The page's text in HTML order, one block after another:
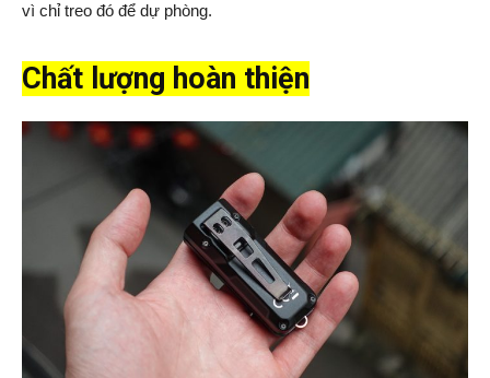
vì chỉ treo đó để dự phòng.
Chất lượng hoàn thiện